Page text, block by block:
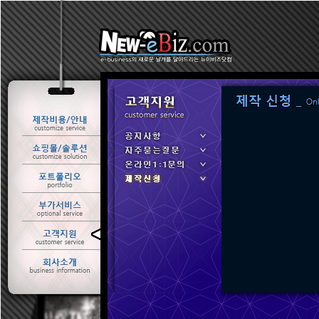
ㆍ 공지사항
ㆍ 자주묻는질문
ㆍ 온라인1:1문의
ㆍ 제작신청